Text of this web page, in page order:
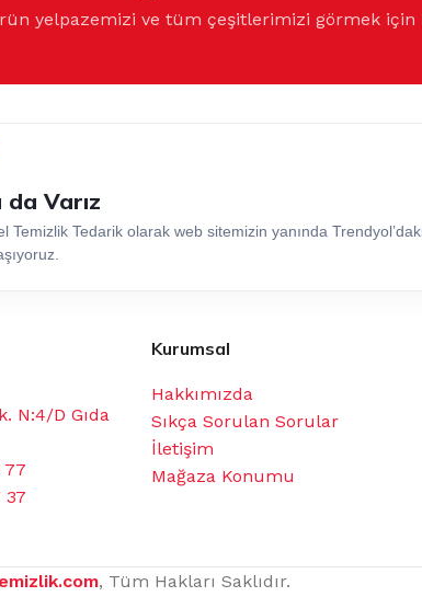
yelpazemizi ve tüm çeşitlerimizi görmek
da Varız
Temizlik Tedarik olarak web sitemizin yanında
N:4/D Gıda
77
37
Kurumsal
Hakkımızda
Sıkça Sorulan Sorular
İletişim
Mağaza Konumu
, Tüm Hakları Saklıdır.